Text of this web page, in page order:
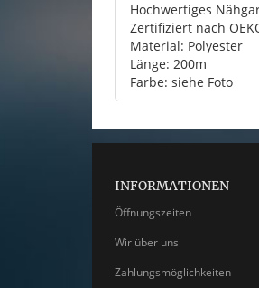
Hochwertiges
Zertifiziert nach
Material: Polyester
Länge: 200m
Farbe: siehe Foto
INFORMATIONEN
Öffnungszeiten
Wir über uns
Zahlungsmöglichkeiten